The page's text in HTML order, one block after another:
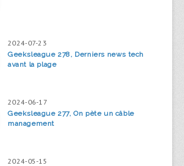
2024-07-23
Geeksleague 278, Derniers news tech
avant la plage
2024-06-17
Geeksleague 277, On pète un câble
management
2024-05-15